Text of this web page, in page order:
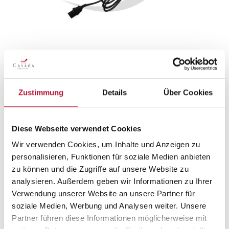
Zustimmung Details Über Cookies
Diese Webseite verwendet Cookies
Wir verwenden Cookies, um Inhalte und Anzeigen zu
personalisieren, Funktionen für soziale Medien anbieten
zu können und die Zugriffe auf unsere Website zu
analysieren. Außerdem geben wir Informationen zu Ihrer
Verwendung unserer Website an unsere Partner für
soziale Medien, Werbung und Analysen weiter. Unsere
Partner führen diese Informationen möglicherweise mit
Damit Sie Ihr PowerBoard auch regelmäßig nutzen
können, benötigen Sie das passende Netzkabel – jetzt
Preise inkl. MwSt. zzgl. Versandkosten
Sofort verfügbar, Lieferzeit: 1-3 Tage
In den Warenkorb